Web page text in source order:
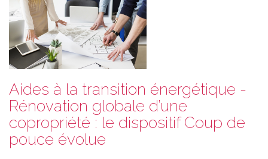
Aides à la transition énergétique -
Rénovation globale d’une
copropriété : le dispositif Coup de
pouce évolue